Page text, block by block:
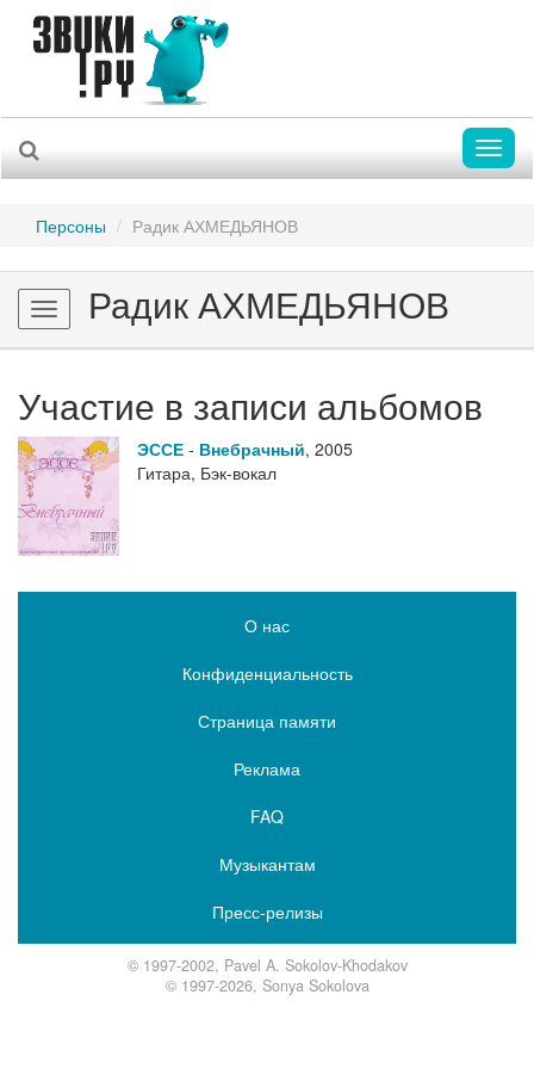
Персоны Радик АХМЕДЬЯНОВ
Toggle
navigation
Радик АХМЕДЬЯНОВ
Участие в записи альбомов
ЭССЕ - Внебрачный, 2005
Гитара, Бэк-вокал
О нас
Конфиденциальность
Страница памяти
Реклама
FAQ
Музыкантам
Пресс-релизы
© 1997-2002, Pavel A. Sokolov-Khodakov
© 1997-2026, Sonya Sokolova